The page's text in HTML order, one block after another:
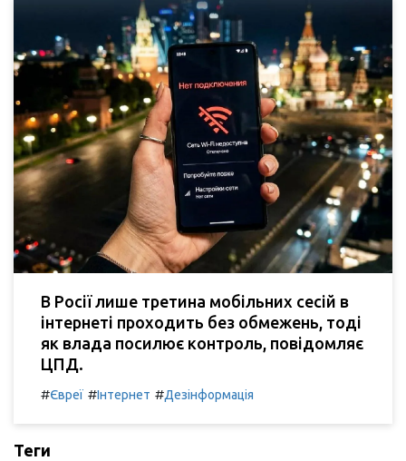
В Росії лише третина мобільних сесій в
інтернеті проходить без обмежень, тоді
як влада посилює контроль, повідомляє
ЦПД.
#Євреї #Інтернет #Дезінформація
Теги